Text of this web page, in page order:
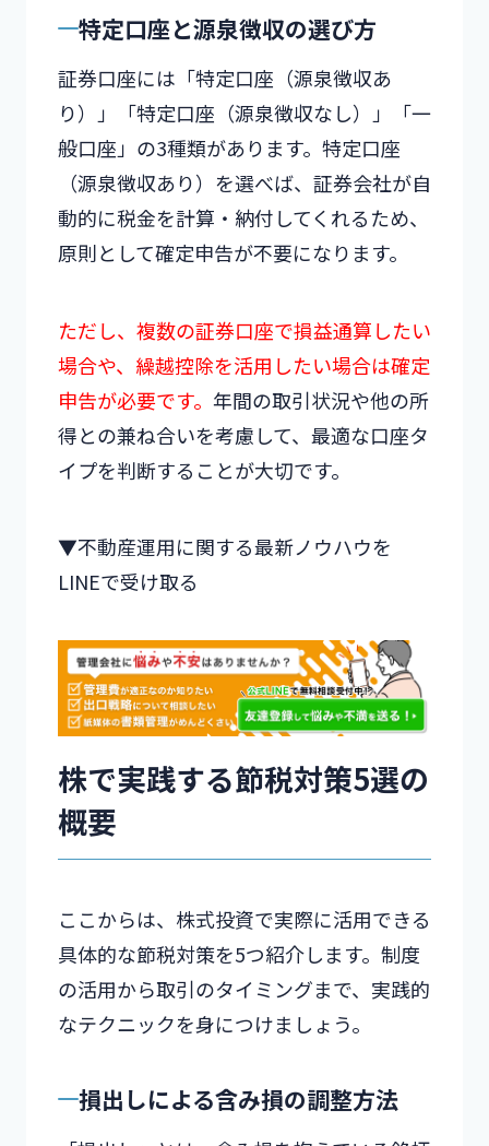
特定口座と源泉徴収の選び方
証券口座には「特定口座（源泉徴収あ
り）」「特定口座（源泉徴収なし）」「一
般口座」の3種類があります。特定口座
（源泉徴収あり）を選べば、証券会社が自
動的に税金を計算・納付してくれるため、
原則として確定申告が不要になります。
ただし、複数の証券口座で損益通算したい
場合や、繰越控除を活用したい場合は確定
申告が必要です。 年間の取引状況や他の所
得との兼ね合いを考慮して、最適な口座タ
イプを判断することが大切です。
▼不動産運用に関する最新ノウハウを
LINEで受け取る
株で実践する節税対策5選の
概要
ここからは、株式投資で実際に活用できる
具体的な節税対策を5つ紹介します。制度
の活用から取引のタイミングまで、実践的
なテクニックを身につけましょう。
損出しによる含み損の調整方法